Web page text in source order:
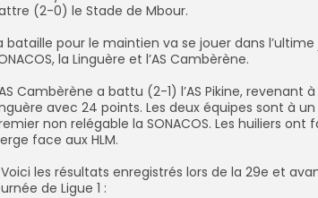
(2-0) le Stade de Mbour.
bataille pour le maintien va se jouer dans
la Linguère et l’AS Cambèrène.
Cambèrène a battu (2-1) l’AS Pikine, revenant
avec 24 points. ‎Les deux équipes sont à
non relégable la SONACOS. ‎Les huiliers
face aux HLM.
les résultats enregistrés lors de la 29e et
de Ligue 1 :